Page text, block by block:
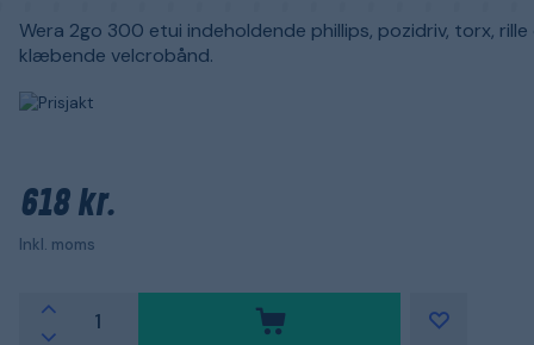
Wera 2go 300 etui indeholdende phillips, pozidriv, torx, rille
klæbende velcrobånd.
618 kr.
Inkl. moms